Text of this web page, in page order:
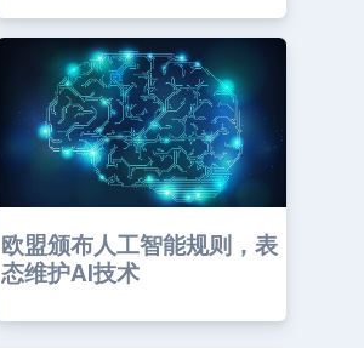
欧盟颁布人工智能规则，表
态维护AI技术